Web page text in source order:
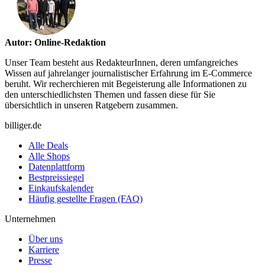
Autor: Online-Redaktion
Unser Team besteht aus RedakteurInnen, deren umfangreiches
Wissen auf jahrelanger journalistischer Erfahrung im E-Commerce
beruht. Wir recherchieren mit Begeisterung alle Informationen zu
den unterschiedlichsten Themen und fassen diese für Sie
übersichtlich in unseren Ratgebern zusammen.
billiger.de
Alle Deals
Alle Shops
Datenplattform
Bestpreissiegel
Einkaufskalender
Häufig gestellte Fragen (FAQ)
Unternehmen
Über uns
Karriere
Presse